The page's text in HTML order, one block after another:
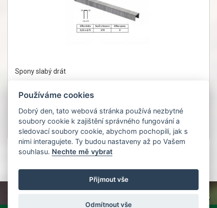
Spony slabý drát
Detail
163Kč
bez DPH 135 Kč
1
TOPWEBY - webhosting, domény, tvorba www
Používáme cookies
Dobrý den, tato webová stránka používá nezbytné
soubory cookie k zajištění správného fungování a
sledovací soubory cookie, abychom pochopili, jak s
nimi interagujete. Ty budou nastaveny až po Vašem
souhlasu. Nechte mě vybrat
Přijmout vše
Odmítnout vše